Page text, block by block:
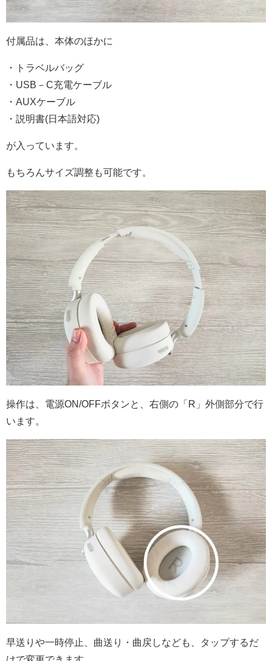
付属品は、本体のほかに
・トラベルバッグ
・USB－C充電ケーブル
・AUXケーブル
・説明書(日本語対応)
が入っています。
もちろんサイズ調整も可能です。
操作は、電源ON/OFFボタンと、右側の「R」外側部分で行
います。
早送りや一時停止、曲送り・曲戻しなども、タップするだ